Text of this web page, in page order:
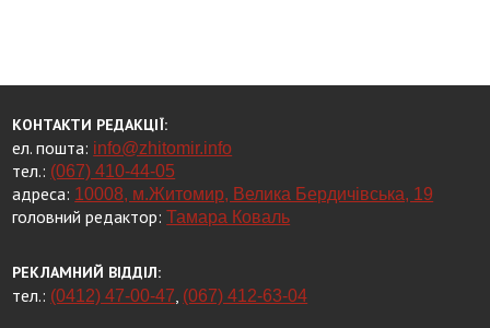
КОНТАКТИ РЕДАКЦІЇ:
ел. пошта: info@zhitomir.info
тел.: (067) 410-44-05
адреса: 10008, м.Житомир, Велика Бердичівська, 19
головний редактор:Тамара Коваль
РЕКЛАМНИЙ ВІДДІЛ:
тел.: (0412) 47-00-47, (067) 412-63-04